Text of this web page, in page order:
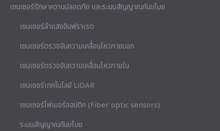
เซนเซอร์รักษาความปลอดภัย และระบบสัญญาณกันขโมย
เซนเซอร์ลำแสงอินฟราเรด
เซนเซอร์ตรวจจับความเคลื่อนไหวภายนอก
เซนเซอร์ตรวจจับความเคลื่อนไหวภายใน
เซนเซอร์เทคโนโลยี LiDAR
เซนเซอร์ไฟเบอร์ออปติก (Fiber optic sensors)
ระบบสัญญาณกันขโมย